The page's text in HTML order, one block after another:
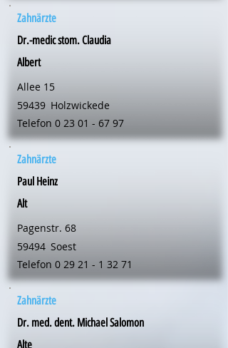
Zahnärzte
Dr.-medic stom. Claudia
Albert
Allee 15
59439 Holzwickede
Telefon 0 23 01 - 67 97
Zahnärzte
Paul Heinz
Alt
Pagenstr. 68
59494 Soest
Telefon 0 29 21 - 1 32 71
Zahnärzte
Dr. med. dent. Michael Salomon
Alte